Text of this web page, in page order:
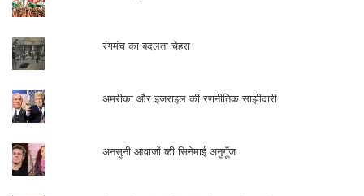
रंगमंच का बदलता चेहरा
अमरीका और इजराइल की रणनीतिक साझीदारी
अनसुनी आवाजों की सिनेमाई अनुगूँज